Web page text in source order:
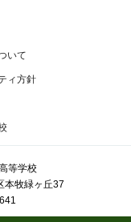
いて
ィ方針
等学校
本牧緑ヶ丘37